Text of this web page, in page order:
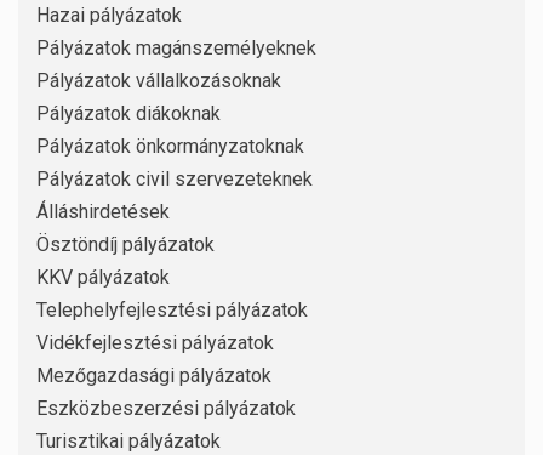
Hazai pályázatok
Pályázatok magánszemélyeknek
Pályázatok vállalkozásoknak
Pályázatok diákoknak
Pályázatok önkormányzatoknak
Pályázatok civil szervezeteknek
Álláshirdetések
Ösztöndíj pályázatok
KKV pályázatok
Telephelyfejlesztési pályázatok
Vidékfejlesztési pályázatok
Mezőgazdasági pályázatok
Eszközbeszerzési pályázatok
Turisztikai pályázatok